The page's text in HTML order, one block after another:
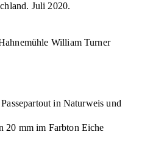
Juli 2020.
William Turner
in Naturweis und
20 mm im Farbton Eiche